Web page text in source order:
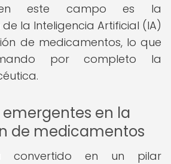
en este campo es la
la Inteligencia Artificial (IA)
de medicamentos, lo que
por completo la
en la
de medicamentos
en un pilar